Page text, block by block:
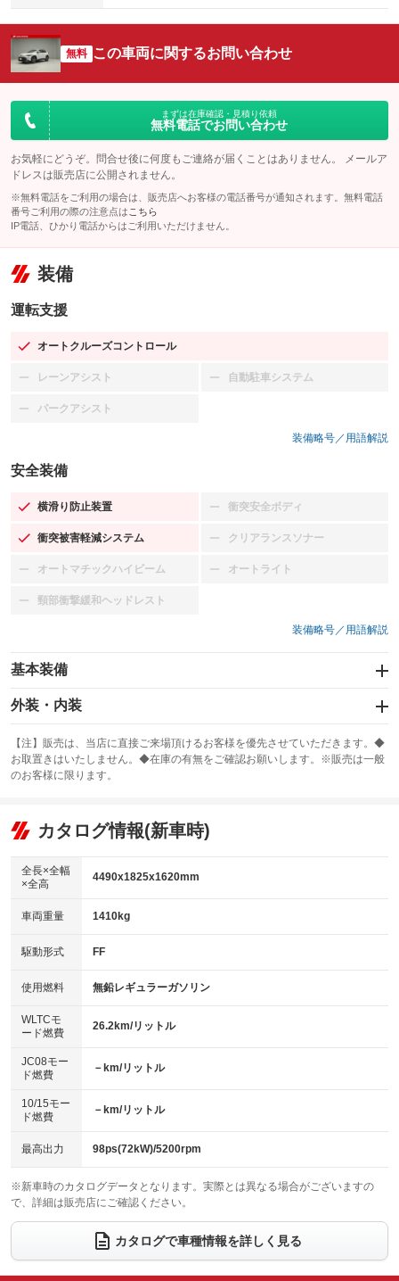
無料 この車両に関するお問い合わせ
まずは在庫確認・見積り依頼
無料電話でお問い合わせ
お気軽にどうぞ。問合せ後に何度もご連絡が届くことはありません。 メールア
ドレスは販売店に公開されません。
※無料電話をご利用の場合は、販売店へお客様の電話番号が通知されます。無料電話
番号ご利用の際の注意点は こちら
IP電話、ひかり電話からはご利用いただけません。
装備
運転支援
オートクルーズコントロール
：装備あり
レーンアシスト
：装備なし 自動駐車システム
：装備なし
パークアシスト
：装備なし
装備略号／用語解説
安全装備
横滑り防止装置
：装備あり 衝突安全ボディ
：装備なし
衝突被害軽減システム
：装備あり クリアランスソナー
：装備なし
オートマチックハイビーム
：装備なし オートライト
：装備なし
頸部衝撃緩和ヘッドレスト
：装備なし
装備略号／用語解説
基本装備
エアバッグ：運転席/助手席/サイド
：装備あり
：装備なし
サンルーフ
：装備なし ABS
リフトアップ
：装備なし
：装備なし
パワーウィンドウ
アイドリングストップ
：装備なし
USB入力端子
：装備なし
100V電源
：装備なし
センターデフロック
：装備なし
電動格納ミラー
：装備なし
外装・内装
カーナビ：メモリーナビ他
：装備あり
TV：フルセグ
：装備あり
ビジュアル
：装備なし
：装備あり
革シート
キーレス
HID(キセノンライト)
：装備なし
バックカメラ
：装備あり
エアロ
：装備なし
：装備なし
パワーシート
ベンチシート
：装備なし
チップアップシート
：装備なし
：装備なし ：装備なし
ウォークスルー
：装備なし
電動リアゲート フロントカメラ
：装備なし
：装備なし ：装備なし
【注】販売は、当店に直接ご来場頂けるお客様を優先させていただきます。◆
お取置きはいたしません。◆在庫の有無をご確認お願いします。※販売は一般
のお客様に限ります。
カタログ情報(新車時)
全長×全幅
×全高
4490x1825x1620mm
車両重量 1410kg
駆動形式 FF
使用燃料 無鉛レギュラーガソリン
WLTCモ
ード燃費
26.2km/リットル
JC08モー
ド燃費
－km/リットル
10/15モー
ド燃費
－km/リットル
最高出力 98ps(72kW)/5200rpm
※新車時のカタログデータとなります。実際とは異なる場合がございますの
で、詳細は販売店にご確認ください。
カタログで車種情報を詳しく見る